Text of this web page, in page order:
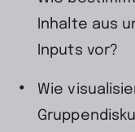
Inhalte aus
Inputs vor?
Wie